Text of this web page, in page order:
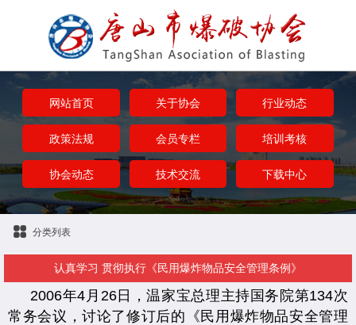
网站首页 关于协会 行业动态
政策法规 会员专栏 培训考核
协会动态 技术交流 下载中心
分类列表
认真学习 贯彻执行《民用爆炸物品安全管理条例》
2006年4月26日，温家宝总理主持国务院第134次
常务会议，讨论了修订后的《民用爆炸物品安全管理